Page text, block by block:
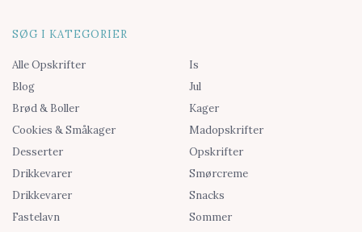
SØG I KATEGORIER
Alle Opskrifter
Blog
Brød & Boller
Cookies & Småkager
Desserter
Drikkevarer
Drikkevarer
Fastelavn
Is
Jul
Kager
Madopskrifter
Opskrifter
Smørcreme
Snacks
Sommer